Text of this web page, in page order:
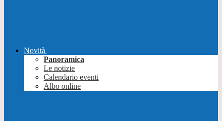
Novità
Panoramica
Le notizie
Calendario eventi
Albo online